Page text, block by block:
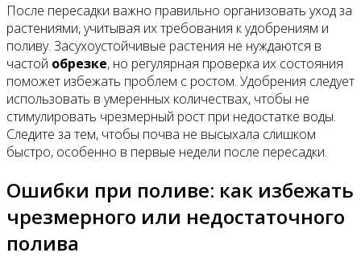
После пересадки важно правильно организовать уход за
растениями, учитывая их требования к удобрениям и
поливу. Засухоустойчивые растения не нуждаются в
частой обрезке, но регулярная проверка их состояния
поможет избежать проблем с ростом. Удобрения следует
использовать в умеренных количествах, чтобы не
стимулировать чрезмерный рост при недостатке воды.
Следите за тем, чтобы почва не высыхала слишком
быстро, особенно в первые недели после пересадки.
Ошибки при поливе: как избежать
чрезмерного или недостаточного
полива